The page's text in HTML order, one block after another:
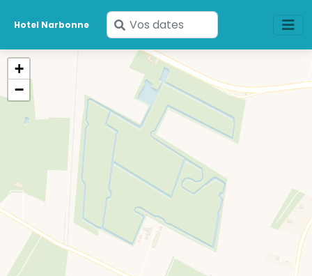
Hotel Narbonne
Saisissez
vos
dates
+
−